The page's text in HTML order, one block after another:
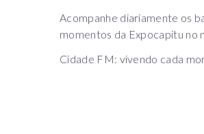
Acompanhe diariamente os
momentos da Expocapitu no
Cidade FM: vivendo cada